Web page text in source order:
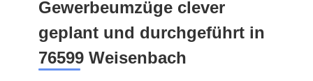
Gewerbeumzüge clever
geplant und durchgeführt in
76599 Weisenbach